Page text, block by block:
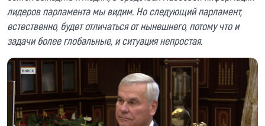
лидеров парламента мы видим. Но следующий парламент,
естественно, будет отличаться от нынешнего, потому что и
задачи более глобальные, и ситуация непростая.